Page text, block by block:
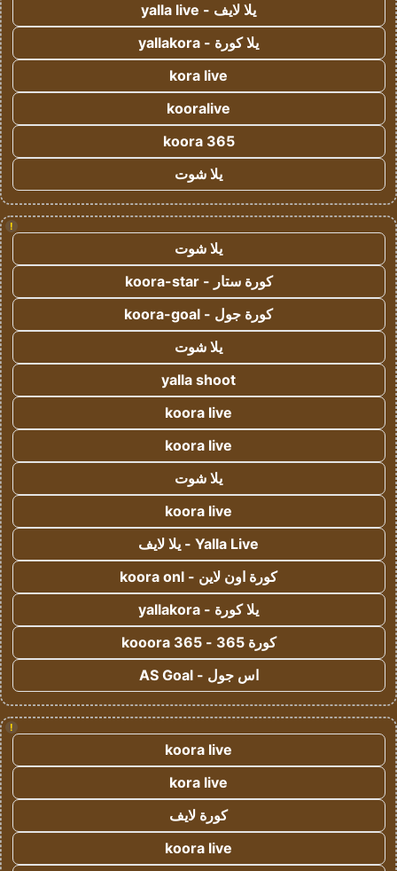
يلا لايف - yalla live
يلا كورة - yallakora
kora live
kooralive
koora 365
يلا شوت
!
يلا شوت
كورة ستار - koora-star
كورة جول - koora-goal
يلا شوت
yalla shoot
koora live
koora live
يلا شوت
koora live
Yalla Live - يلا لايف
كورة اون لاين - koora onl
يلا كورة - yallakora
كورة 365 - kooora 365
اس جول - AS Goal
!
koora live
kora live
كورة لايف
koora live